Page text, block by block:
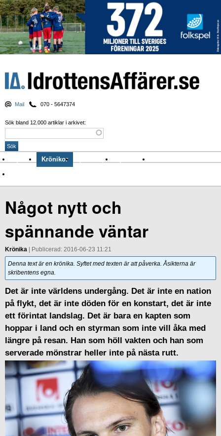
Mail 070 - 5647374
Sök bland 12.000 artiklar i arkivet:
Nyheter Krönikor Sport & spel Nyhetsbrev
Något nytt och
spännande väntar
Krönika | Publicerad: 2016-06-23 11:21
Denna text är en krönika. Syftet med texten är att påverka. Åsikterna är
skribentens egna.
Det är inte världens undergång. Det är inte en nation
på flykt, det är inte döden för en konstart, det är inte
ett förintat landslag. Det är bara en kapten som
hoppar i land och en styrman som inte vill åka med
längre på resan. Han som höll vakten och han som
serverade mönstrar heller inte på nästa rutt.